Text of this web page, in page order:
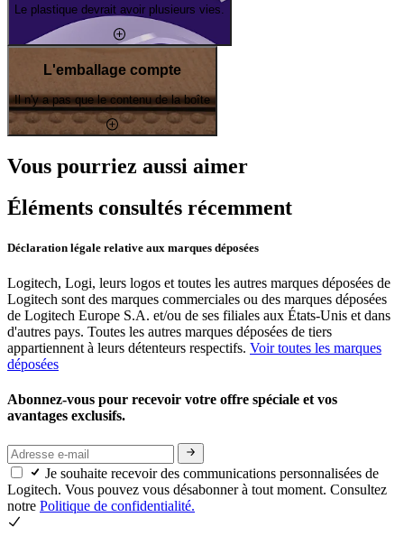
Le plastique devrait avoir plusieurs vies.
L'emballage compte
Il n'y a pas que le contenu de la boîte
Vous pourriez aussi aimer
Éléments consultés récemment
Déclaration légale relative aux marques déposées
Logitech, Logi, leurs logos et toutes les autres marques déposées de
Logitech sont des marques commerciales ou des marques déposées
de Logitech Europe S.A. et/ou de ses filiales aux États-Unis et dans
d'autres pays. Toutes les autres marques déposées de tiers
appartiennent à leurs détenteurs respectifs. Voir toutes les marques
déposées
Abonnez-vous pour recevoir votre offre spéciale et vos
avantages exclusifs.
Je souhaite recevoir des communications personnalisées de
Logitech. Vous pouvez vous désabonner à tout moment. Consultez
notre Politique de confidentialité.